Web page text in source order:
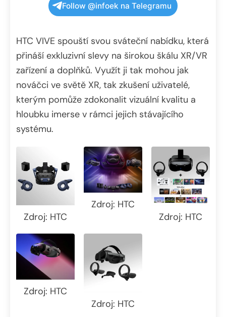
Follow @infoek na Telegramu
HTC VIVE spouští svou sváteční nabídku, která
přináší exkluzivní slevy na širokou škálu XR/VR
zařízení a doplňků. Využít ji tak mohou jak
nováčci ve světě XR, tak zkušení uživatelé,
kterým pomůže zdokonalit vizuální kvalitu a
hloubku imerse v rámci jejich stávajícího
systému.
Zdroj: HTC
Zdroj: HTC
Zdroj: HTC
Zdroj: HTC
Zdroj: HTC